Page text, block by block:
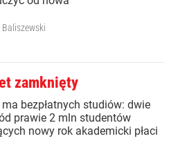
Baliszewski
zamknięty
bezpłatnych studiów: dwie
prawie 2 mln studentów
nowy rok akademicki płaci